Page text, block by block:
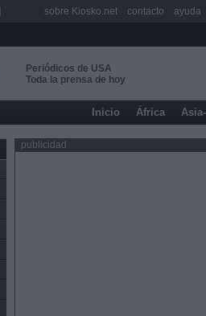
Periódicos de USA
Toda la prensa de hoy
Inicio África
publicidad
sobre Kiosko.net contacto ayuda